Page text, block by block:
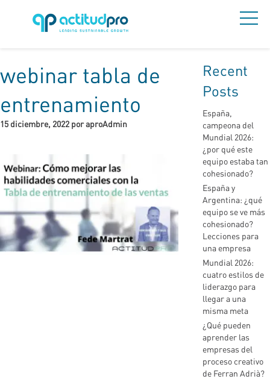
webinar tabla de
entrenamiento
15 diciembre, 2022 por aproAdmin
Recent
Posts
España,
campeona del
Mundial 2026:
¿por qué este
equipo estaba tan
cohesionado?
España y
Argentina: ¿qué
equipo se ve más
cohesionado?
Lecciones para
una empresa
Mundial 2026:
cuatro estilos de
liderazgo para
llegar a una
misma meta
¿Qué pueden
aprender las
empresas del
proceso creativo
de Ferran Adrià?